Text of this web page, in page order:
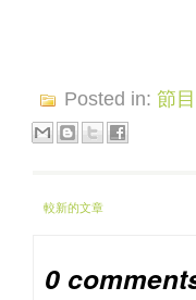
Posted in: 節目
較新的文章
0